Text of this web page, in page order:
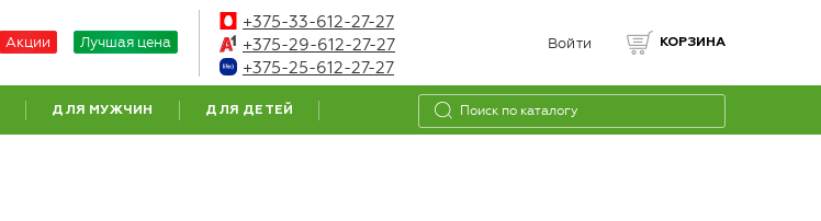
Акции Лучшая цена
+375-33-612-27-27
+375-29-612-27-27
+375-25-612-27-27
Войти КОРЗИНА
ДЛЯ МУЖЧИН ДЛЯ ДЕТЕЙ